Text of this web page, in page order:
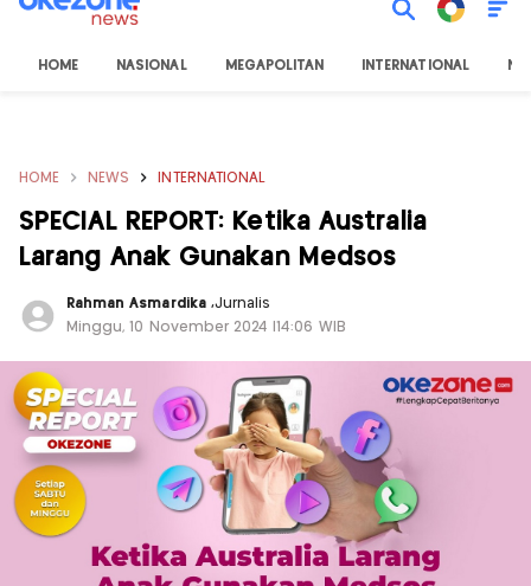
HOME NASIONAL MEGAPOLITAN INTERNATIONAL
HOME NEWS INTERNATIONAL
SPECIAL REPORT: Ketika Australia
Larang Anak Gunakan Medsos
Rahman Asmardika ,Jurnalis
Minggu, 10 November 2024 |14:06 WIB